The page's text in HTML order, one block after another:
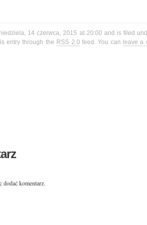
14 czerwca, 2015 at 20:00 and is filed
entry through the RSS 2.0 feed. You can leave a
dodać komentarz.